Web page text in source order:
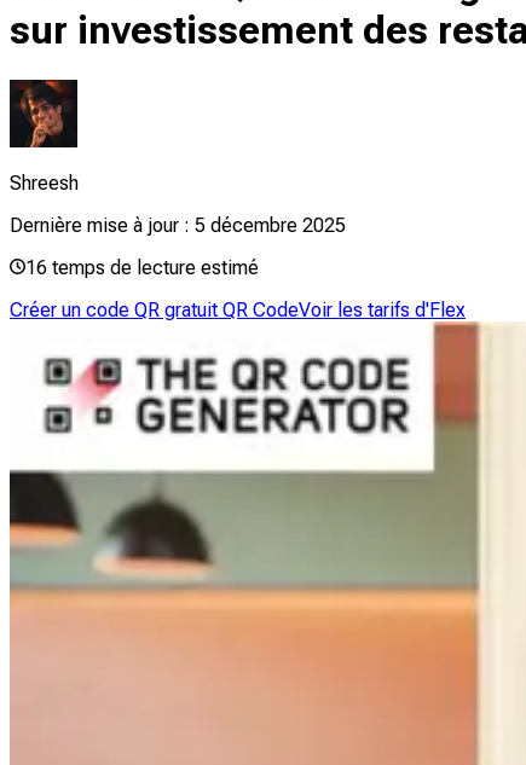
sur investissement des
Shreesh
Dernière mise à jour : 5 décembre 2025
16 temps de lecture estimé
Créer un code QR gratuit QR CodeVoir les tarifs d'Flex